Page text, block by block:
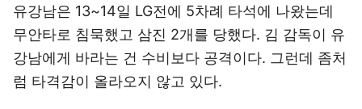
유강남은 13~14일 LG전에 5차례 타석에 나왔는데
무안타로 침묵했고 삼진 2개를 당했다. 김 감독이 유
강남에게 바라는 건 수비보다 공격이다. 그런데 좀처
럼 타격감이 올라오지 않고 있다.